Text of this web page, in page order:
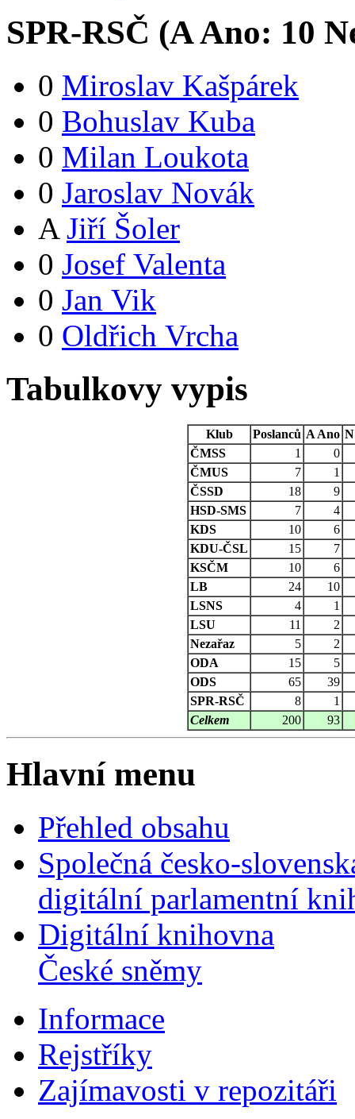
SPR-RSČ (AAno: 10
0 Miroslav Kašpárek
0 Bohuslav Kuba
0 Milan Loukota
0 Jaroslav Novák
A Jiří Šoler
0 Josef Valenta
0 Jan Vik
0 Oldřich Vrcha
Tabulkovy vypis
Klub Poslanců A Ano N
ČMSS
1
0
ČMUS
7
1
ČSSD
18
9
HSD-SMS
7
4
KDS
10
6
KDU-ČSL
15
7
KSČM
10
6
LB
24
10
LSNS
4
1
LSU
11
2
Nezařaz
5
2
ODA
15
5
ODS
65
39
SPR-RSČ
8
1
Celkem
200 93
Hlavní menu
Přehled obsahu
Společná česko-
digitální parlamentní
Digitální knihovna
České sněmy
Informace
Rejstříky
Zajímavosti v repozitáři